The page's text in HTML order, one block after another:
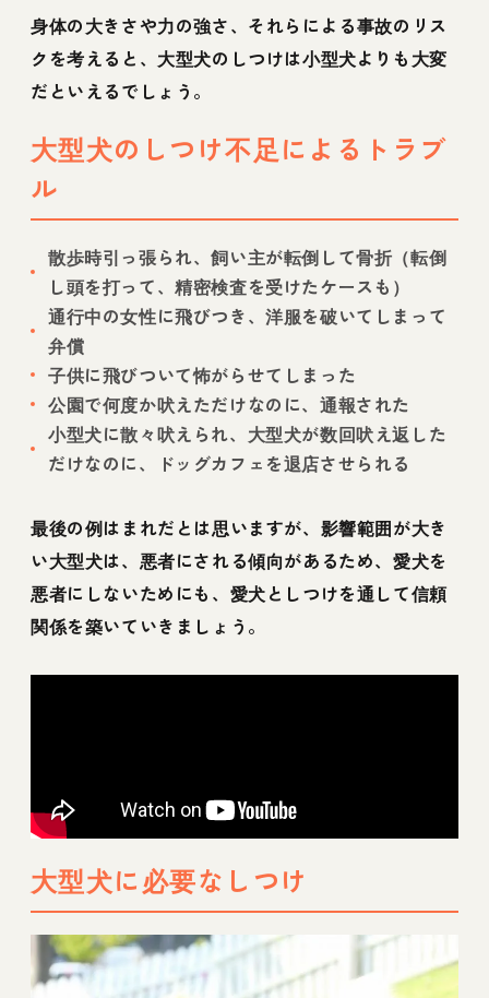
身体の大きさや力の強さ、それらによる事故のリス
クを考えると、大型犬のしつけは小型犬よりも大変
だといえるでしょう。
大型犬のしつけ不足によるトラブ
ル
散歩時引っ張られ、飼い主が転倒して骨折（転倒
し頭を打って、精密検査を受けたケースも）
通行中の女性に飛びつき、洋服を破いてしまって
弁償
子供に飛びついて怖がらせてしまった
公園で何度か吠えただけなのに、通報された
小型犬に散々吠えられ、大型犬が数回吠え返した
だけなのに、ドッグカフェを退店させられる
最後の例はまれだとは思いますが、影響範囲が大き
い大型犬は、悪者にされる傾向があるため、愛犬を
悪者にしないためにも、愛犬としつけを通して信頼
関係を築いていきましょう。
大型犬に必要なしつけ